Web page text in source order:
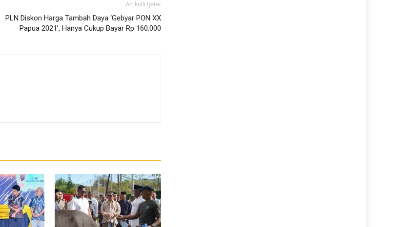
Artikulli tjetër
PLN Diskon Harga Tambah Daya ‘Gebyar PON XX
Papua 2021’, Hanya Cukup Bayar Rp 160.000